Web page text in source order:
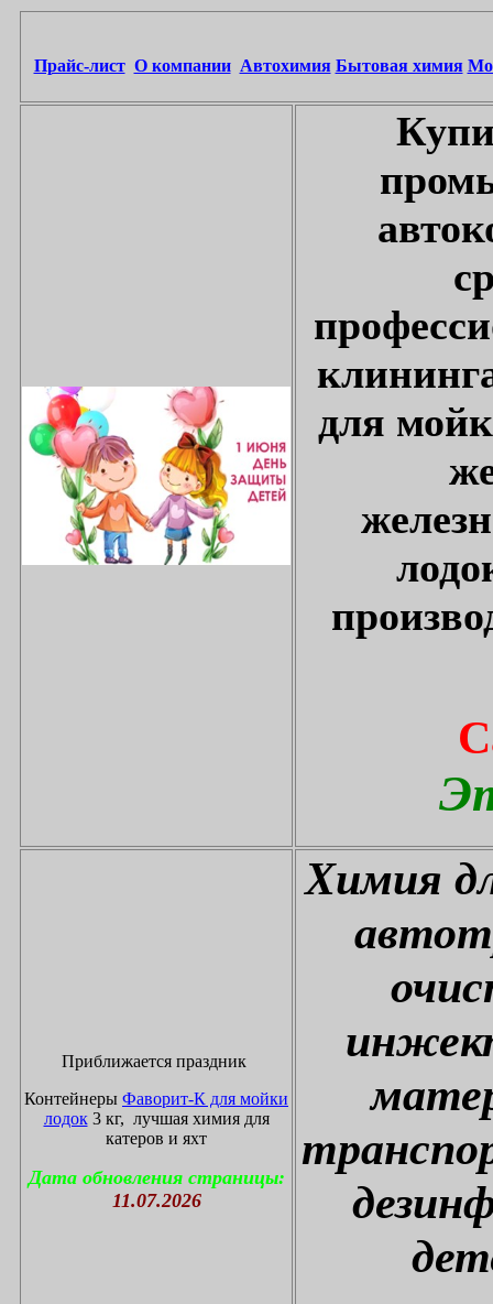
Прайс-лист О компании Автохимия Бытовая химия
для
Приближается праздник
Контейнеры Фаворит-К для мойки
лодок3 кг, лучшая химия для
катеров и яхт
Дата обновления страницы:
11.07.2026
Химия